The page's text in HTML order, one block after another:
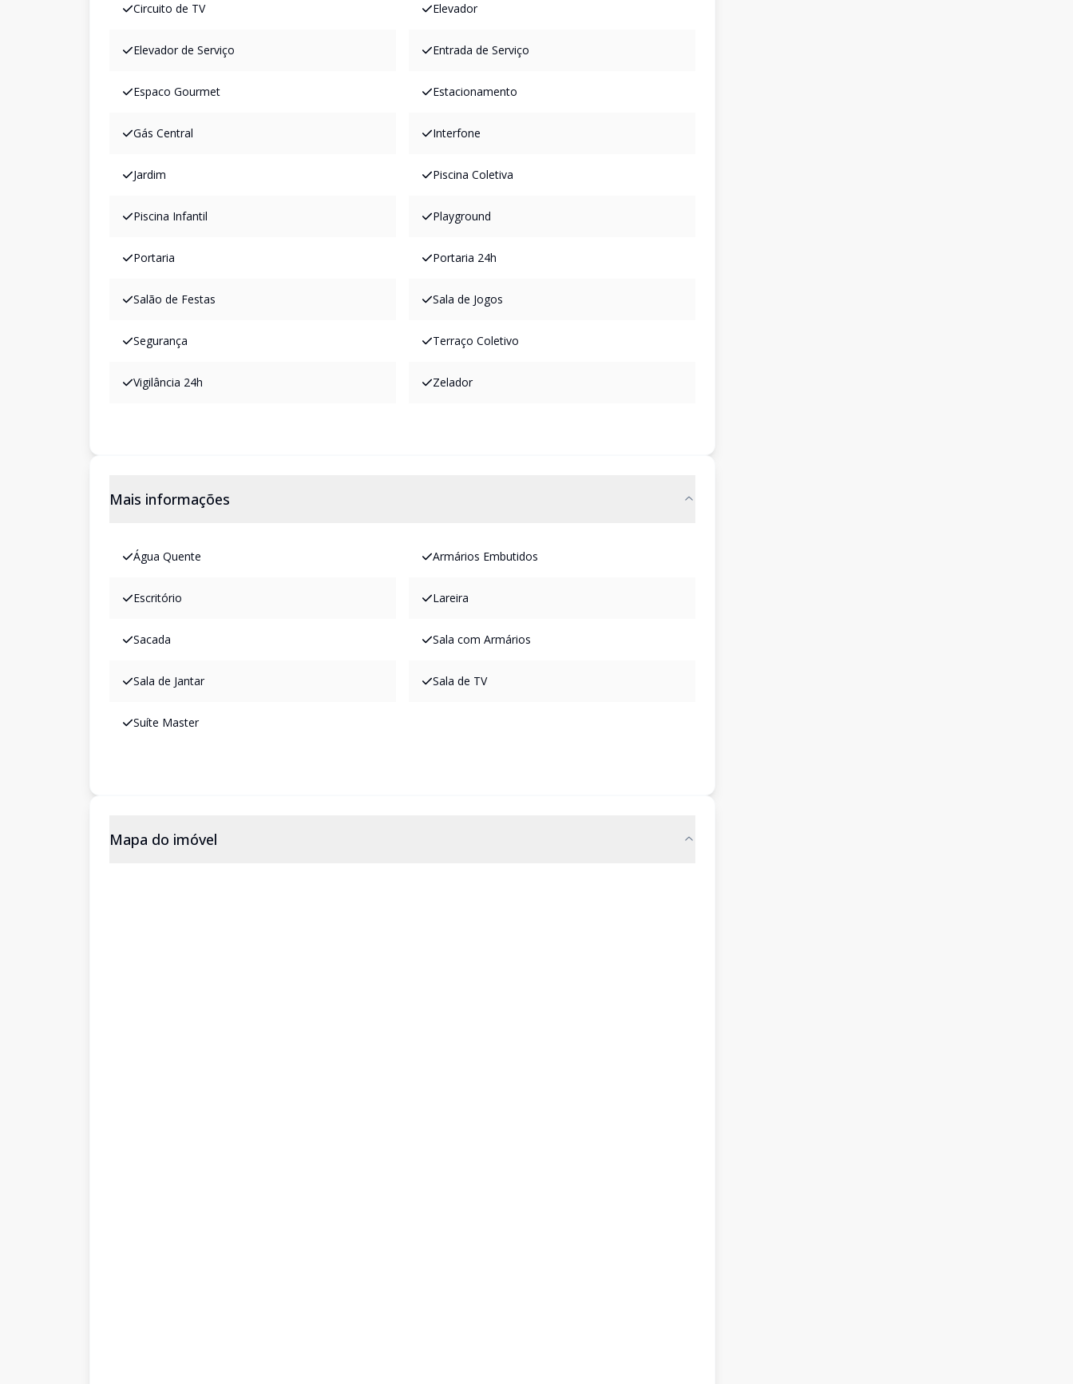
Circuito de TV Elevador
Elevador de Serviço Entrada de Serviço
Espaco Gourmet Estacionamento
Gás Central Interfone
Jardim Piscina Coletiva
Piscina Infantil Playground
Portaria Portaria 24h
Salão de Festas Sala de Jogos
Segurança Terraço Coletivo
Vigilância 24h Zelador
Mais informações
Água Quente Armários Embutidos
Escritório Lareira
Sacada Sala com Armários
Sala de Jantar Sala de TV
Suíte Master
Mapa do imóvel